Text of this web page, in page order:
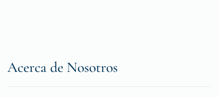
Acerca de Nosotros